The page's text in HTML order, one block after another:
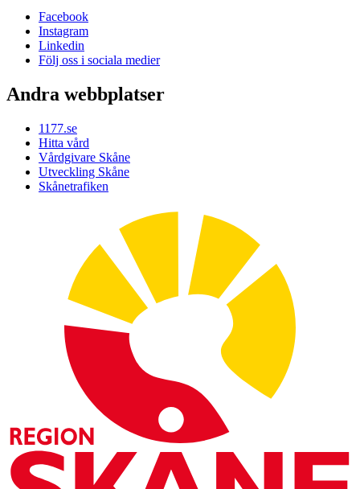
Facebook
Instagram
Linkedin
Följ oss i sociala medier
Andra webbplatser
1177.se
Hitta vård
Vårdgivare Skåne
Utveckling Skåne
Skånetrafiken